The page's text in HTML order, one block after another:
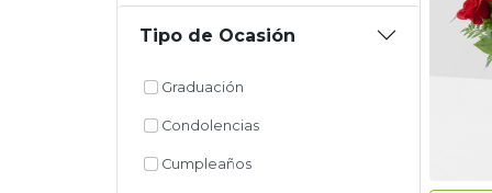
Tipo de Ocasión
Graduación
Condolencias
Cumpleaños